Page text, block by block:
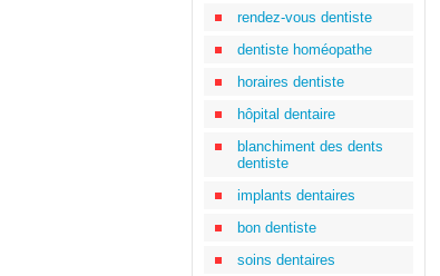
rendez-vous dentiste
dentiste homéopathe
horaires dentiste
hôpital dentaire
blanchiment des dents
dentiste
implants dentaires
bon dentiste
soins dentaires